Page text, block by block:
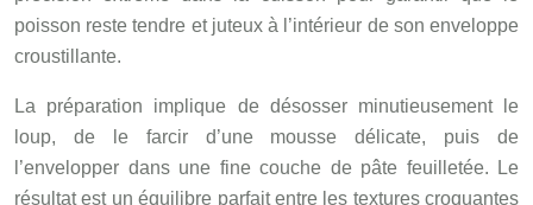
poisson reste tendre et juteux à l’intérieur de son enveloppe
croustillante.
La préparation implique de désosser minutieusement le
loup, de le farcir d’une mousse délicate, puis de
l’envelopper dans une fine couche de pâte feuilletée. Le
résultat est un équilibre parfait entre les textures croquantes